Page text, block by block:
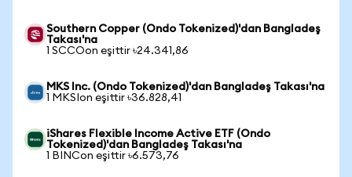
Southern Copper (Ondo Tokenized)'dan Bangladeş
Takası'na
1 SCCOon eşittir ৳24.341,86
MKS Inc. (Ondo Tokenized)'dan Bangladeş Takası'na
1 MKSIon eşittir ৳36.828,41
iShares Flexible Income Active ETF (Ondo
Tokenized)'dan Bangladeş Takası'na
1 BINCon eşittir ৳6.573,76